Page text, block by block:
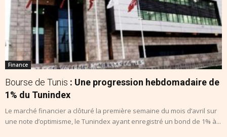
Finance
Bourse de Tunis : Une progression hebdomadaire de
1% du Tunindex
Le marché financier a clôturé la première semaine du mois d’avril sur
une note d’optimisme, le Tunindex ayant enregistré un bond de 1% à...